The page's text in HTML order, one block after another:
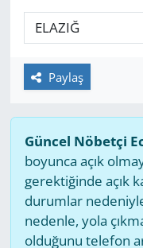
Paylaş
Güncel Nöbetçi
boyunca açık
gerektiğinde açık
durumlar
nedenle, yola
olduğunu telefon
GÜNDEM
HABERDE
MAGAZİN
POLİTİKA
RESMİ